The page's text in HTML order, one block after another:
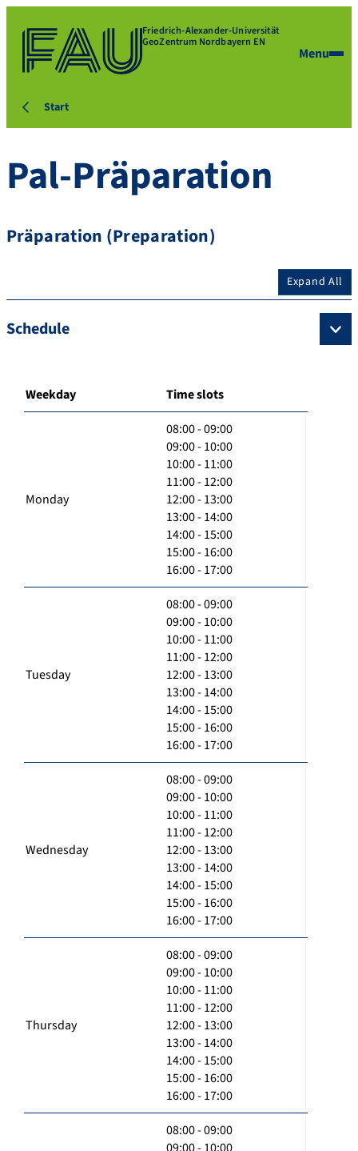
Friedrich-Alexander-Universität
GeoZentrum Nordbayern EN
Menu
Start
Pal-Präparation
Präparation (Preparation)
Expand All
Schedule
Weekday Time slots
Monday
08:00 - 09:00
09:00 - 10:00
10:00 - 11:00
11:00 - 12:00
12:00 - 13:00
13:00 - 14:00
14:00 - 15:00
15:00 - 16:00
16:00 - 17:00
Tuesday
08:00 - 09:00
09:00 - 10:00
10:00 - 11:00
11:00 - 12:00
12:00 - 13:00
13:00 - 14:00
14:00 - 15:00
15:00 - 16:00
16:00 - 17:00
Wednesday
08:00 - 09:00
09:00 - 10:00
10:00 - 11:00
11:00 - 12:00
12:00 - 13:00
13:00 - 14:00
14:00 - 15:00
15:00 - 16:00
16:00 - 17:00
Thursday
08:00 - 09:00
09:00 - 10:00
10:00 - 11:00
11:00 - 12:00
12:00 - 13:00
13:00 - 14:00
14:00 - 15:00
15:00 - 16:00
16:00 - 17:00
08:00 - 09:00